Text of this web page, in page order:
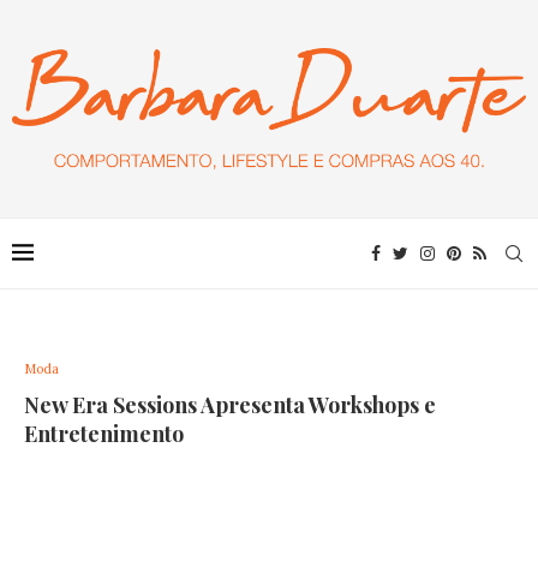
Moda
New Era Sessions Apresenta Workshops e
Entretenimento